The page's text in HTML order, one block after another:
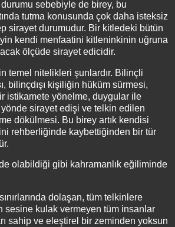
sebebiyle de birey, bu
tutma konusunda çok daha isteksiz
sirayet durumudur. Bir kitledeki bütün
kendi menfaatini kitleninkinin uğruna
ölçüde sirayet edicidir.
temel nitelikleri şunlardır. Bilinçli
bilinçdışı kişiliğin hüküm sürmesi,
istikamete yönelme, duygular ile
sirayet edişi ve telkin edilen
dökülmesi. Bu birey artık kendisi
rehberliğinde kaybettiğinden bir tür
olabildiği gibi kahramanlık eğiliminde
dolaşan, tüm telkinlere
sesine kulak vermeyen tüm insanlar
sahip ve eleştirel bir zeminden yoksun